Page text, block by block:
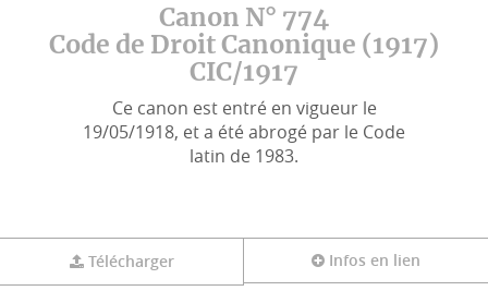
Canon N° 774
Code de Droit Canonique (1917)
CIC/1917
Ce canon est entré en vigueur le
19/05/1918, et a été abrogé par le Code
latin de 1983.
Télécharger Infos en lien